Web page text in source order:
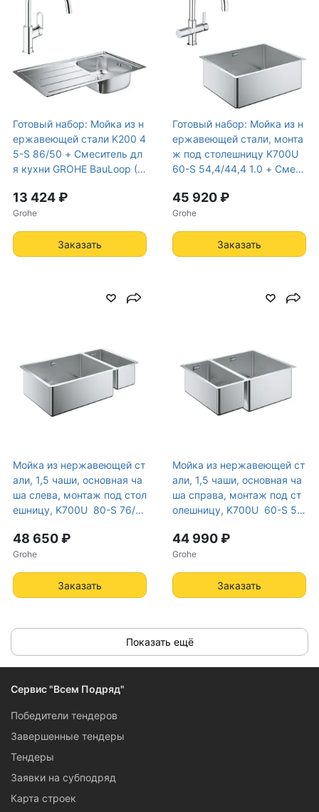
Готовый набор: Мойка из н
ержавеющей стали K200 4
5-S 86/50 + Смеситель дл
я кухни GROHE BauLoop (N
13 424 ₽
Grohe
Заказать
Готовый набор: Мойка из н
ержавеющей стали, монта
ж под столешницу K700U
60-S 54,4/44,4 1.0 + Смеси
м изливом для водопрово
дной и фильтрованной вод
ы (NK0067)
45 920 ₽
Grohe
Заказать
Мойка из нержавеющей ст
али, 1,5 чаши, основная ча
ша слева, монтаж под стол
ешницу, K700U 80-S 76/4
48 650 ₽
Grohe
Заказать
Мойка из нержавеющей ст
али, 1,5 чаши, основная ча
ша справа, монтаж под ст
олешницу, K700U 60-S 58,
44 990 ₽
Grohe
Заказать
Показать ещё
Сервис "Всем Подряд"
Победители тендеров
Завершенные тендеры
Тендеры
Заявки на субподряд
Карта строек